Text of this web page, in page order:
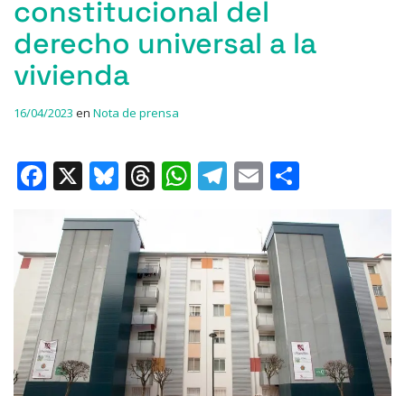
constitucional del
derecho universal a la
vivienda
16/04/2023 en Nota de prensa
F
c
e
b
o
o
k
X
Bl
u
e
s
k
y
T
a
d
s
W
s
A
p
p
T
gr
a
m
E
ai
l
m
p
ar
r